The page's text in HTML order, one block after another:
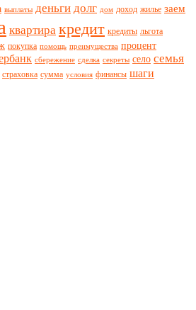
выплаты деньги долг дом доход жилье заем
квартира кредит кредиты льгота
покупка помощь преимущества процент
сбережение сделка секреты село семья
страховка сумма условия финансы шаги